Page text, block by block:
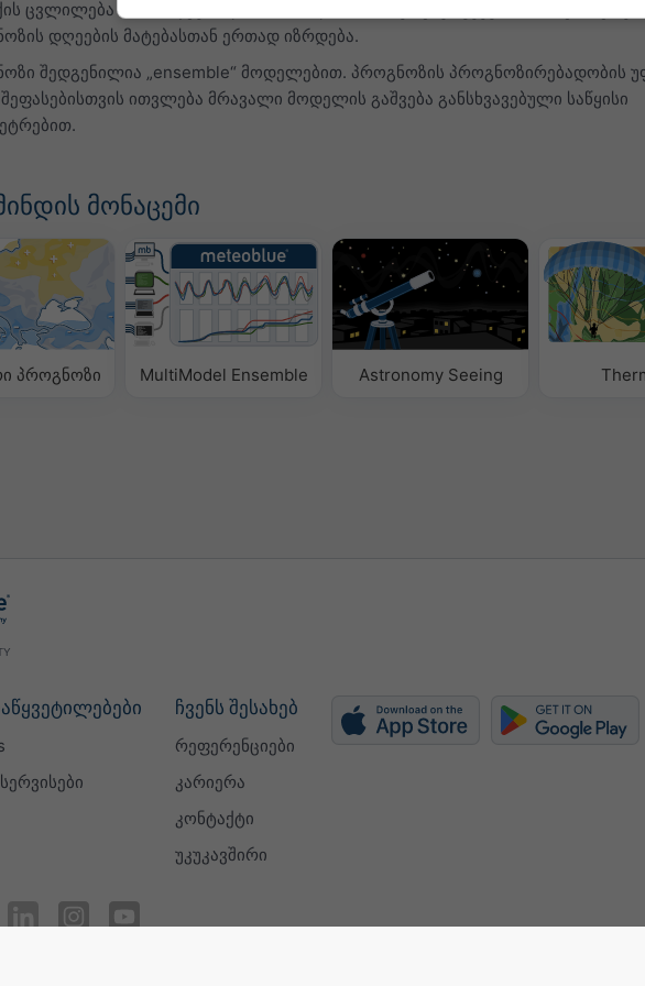
ცვლილება წარმოდგენილია სიმბოლოთი „T“. ეს გაურკვევობა, როგორც წესი,
დღეების მატებასთან ერთად იზრდება.
შედგენილია „ensemble“ მოდელებით. პროგნოზის პროგნოზირებადობის
ითვლება მრავალი მოდელის გაშვება განსხვავებული საწყისი
მონაცემი
პროგნოზი MultiModel Ensemble Astronomy Seeing
ჩვენს შესახებ
რეფერენციები
კარიერა
კონტაქტი
უკუკავშირი